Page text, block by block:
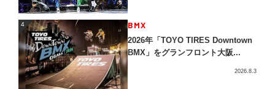
4 BMX
2026年「TOYO TIRES Downtown
BMX」をグランフロント大阪...
2026.8.3